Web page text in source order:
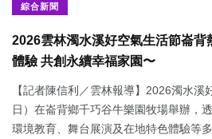
綜合新聞
2026雲林濁水溪好空氣生活節崙背
體驗 共創永續幸福家園〜
【記者陳信利／雲林報導】2026濁水溪
日）在崙背鄉千巧谷牛樂園牧場舉辦，
環境教育、舞台展演及在地特色體驗等